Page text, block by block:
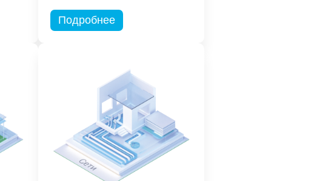
Подробнее